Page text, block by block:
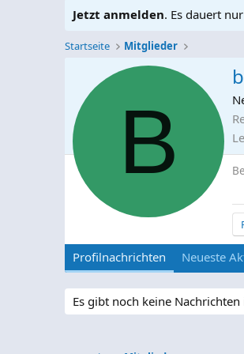
Jetzt anmelden. Es dauert
Startseite Mitglieder
B
Profilnachrichten Neueste
Es gibt noch keine